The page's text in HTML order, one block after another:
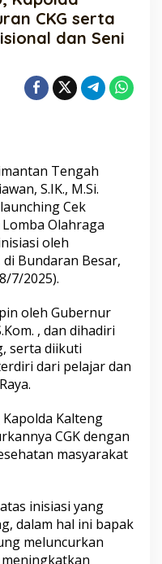
CKG serta
dan Seni
Tengah
S.IK., M.Si.
Cek
Olahraga
oleh
Bundaran Besar,
7/2025).
oleh Gubernur
, dan dihadiri
serta diikuti
dari pelajar dan
Kalteng
CGK dengan
masyarakat
inisiasi yang
dalam hal ini bapak
meluncurkan